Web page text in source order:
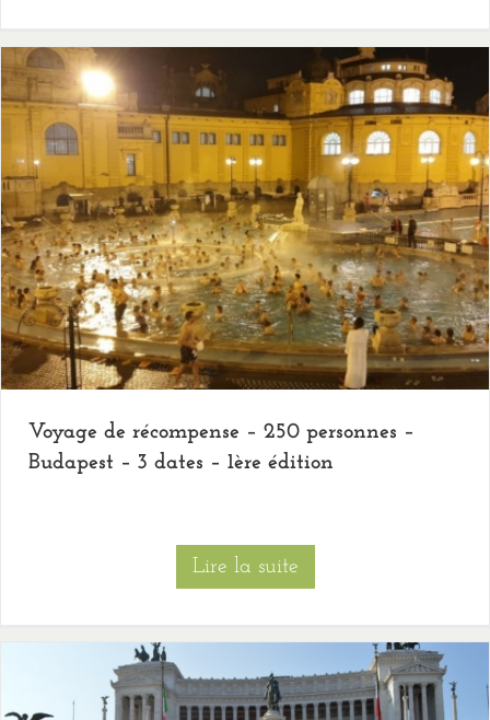
Voyage de récompense – 250 personnes –
Budapest – 3 dates – 1ère édition
Lire la suite